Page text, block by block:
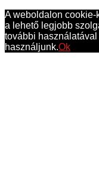
A weboldalon
a lehető legjobb
további
használjunk.Ok